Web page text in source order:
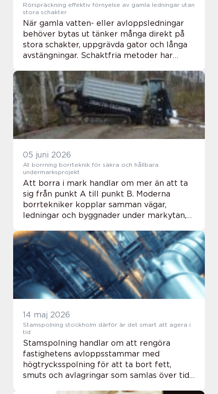
Rörspräckning effektiv förnyelse av gamla ledningar utan
stora schakter
När gamla vatten- eller avloppsledningar
behöver bytas ut tänker många direkt på
stora schakter, uppgrävda gator och långa
avstängningar. Schaktfria metoder har
gamla ledningar ersättas eller
dimensioneras upp...
05 juni 2026
At borrning borrteknik för säkra och hållbara
undermarksprojekt
Att borra i mark handlar om mer än att ta
sig från punkt A till punkt B. Moderna
borrtekniker kopplar samman vägar,
ledningar och byggnader under markytan,
När AT Borrning används på rätt sätt kan
arbetet b...
14 maj 2026
Stamspolning stockholm därför är det smart att agera i
tid
Stamspolning handlar om att rengöra
fastighetens avloppsstammar med
högtrycksspolning för att ta bort fett,
smuts och avlagringar som samlas över tid.